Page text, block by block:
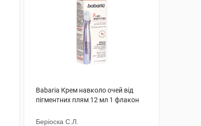
Babaria Крем навколо очей від
пігментних плям 12 мл 1 флакон
Беріоска С.Л.